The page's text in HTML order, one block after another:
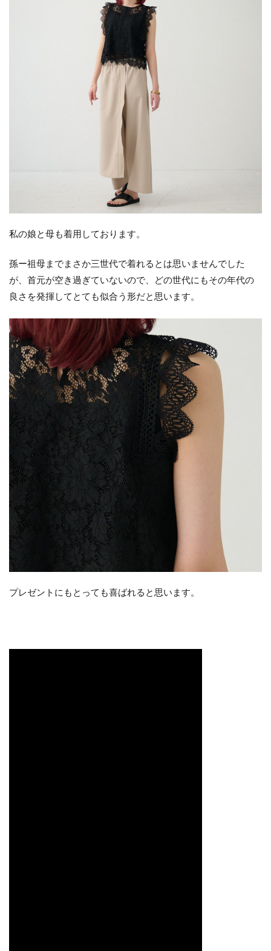
私の娘と母も着用しております。
孫ー祖母までまさか三世代で着れるとは思いませんでした
が、首元が空き過ぎていないので、どの世代にもその年代の
良さを発揮してとても似合う形だと思います。
プレゼントにもとっても喜ばれると思います。